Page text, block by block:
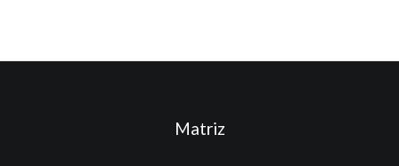
Matriz